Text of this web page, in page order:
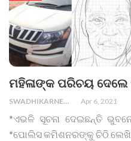
ମହିଳାଙ୍କ ପରିଚୟ
SWADHIKARNEWS Apr 6, 2021
*ଏଭଳି ସୂଚନା ଦେଇଛନ୍ତି
*ପୋଲିସ କମିଶନରଙ୍କୁ ଚିଠି